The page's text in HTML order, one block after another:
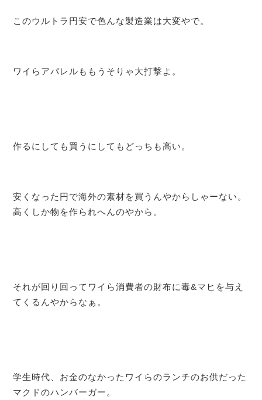
このウルトラ円安で色んな製造業は大変やで。
ワイらアパレルももうそりゃ大打撃よ。
作るにしても買うにしてもどっちも高い。
安くなった円で海外の素材を買うんやからしゃーない。
高くしか物を作られへんのやから。
それが回り回ってワイら消費者の財布に毒&マヒを与え
てくるんやからなぁ。
学生時代、お金のなかったワイらのランチのお供だった
マクドのハンバーガー。